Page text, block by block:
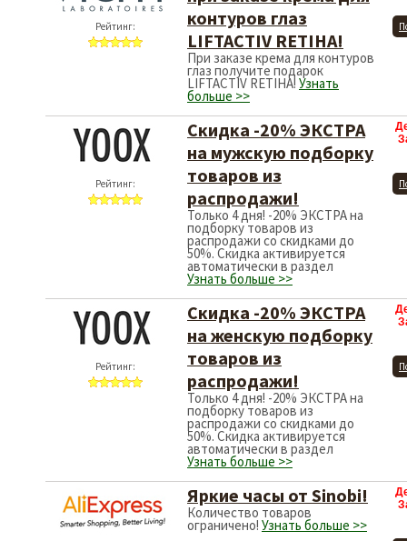
Рейтинг:
контуров глаз
LIFTACTIV RETIHA!
При заказе крема для контуров
глаз получите подарок
LIFTACTIV RETIHA! Узнать
больше >>
Рейтинг:
Скидка -20% ЭКСТРА
на мужскую подборку
товаров из
распродажи!
Только 4 дня! -20% ЭКСТРА на
подборку товаров из
распродажи со скидками до
50%. Скидка активируется
автоматически в раздел
Узнать больше >>
Рейтинг:
Скидка -20% ЭКСТРА
на женскую подборку
товаров из
распродажи!
Только 4 дня! -20% ЭКСТРА на
подборку товаров из
распродажи со скидками до
50%. Скидка активируется
автоматически в раздел
Узнать больше >>
Яркие часы от Sinobi!
Количество товаров
ограничено! Узнать больше >>